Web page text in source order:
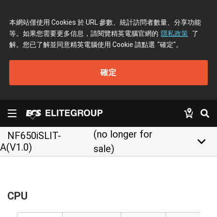
本網站僅使用 Cookies 於 URL 參數、統計訪問者數量、分享功能
等。如果您需要更多信息，請閱覽精英電腦官網的 隱私政策 了
解。您已了解並同意精英電腦使用 Cookie 請點選 "確定"。
確定
NF650iSLIT-
A(V1.0)
(no longer for
sale)
keyboard_arrow_down
CPU